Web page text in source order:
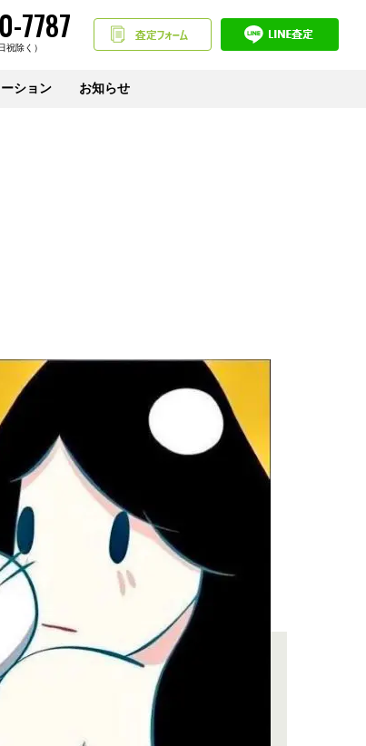
7787
除く）
ション お知らせ